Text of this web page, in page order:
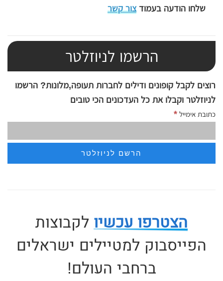
שלחו הודעה בעמודצור קשר
הרשמו לניוזלטר
רוצים לקבל קופונים ודילים לחברות תעופה,מלונות? הרשמו
לניוזלטר וקבלו את כל העדכונים הכי טובים
כתובת אימייל *
הצטרפו עכשיו לקבוצות
הפייסבוק למטיילים ישראלים
ברחבי העולם!